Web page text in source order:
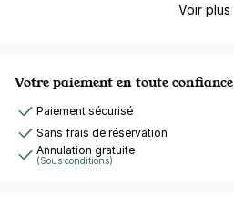
Voir plus
Votre paiement en toute confiance
Paiement sécurisé
Sans frais de réservation
Annulation gratuite
(Sous conditions)